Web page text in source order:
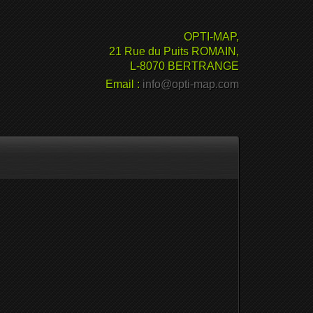
OPTI-MAP,
21 Rue du Puits ROMAIN,
L-8070 BERTRANGE
Email : info@opti-map.com